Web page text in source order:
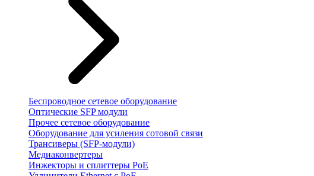
Беспроводное сетевое оборудование
Оптические SFP модули
Прочее сетевое оборудование
Оборудование для усиления сотовой связи
Трансиверы (SFP-модули)
Медиаконвертеры
Инжекторы и сплиттеры PoE